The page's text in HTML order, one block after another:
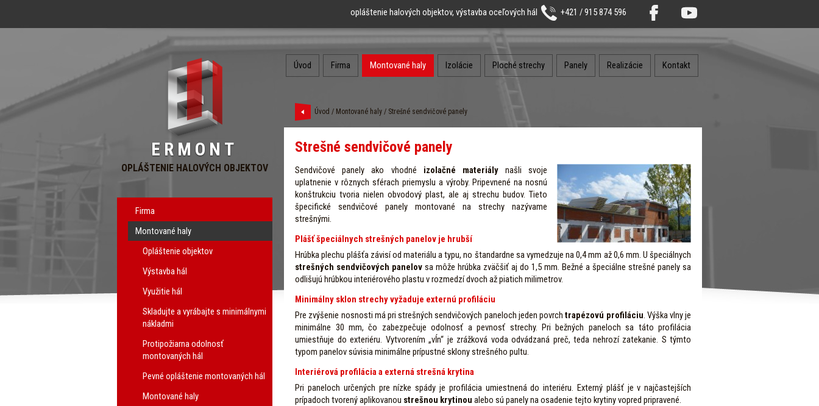
opláštenie halových objektov, výstavba oceľových hál +421 / 915 874 596
ERMONT
OPLÁŠTENIE HALOVÝCH OBJEKTOV
Firma
Montované haly
Opláštenie objektov
Výstavba hál
Využitie hál
Skladujte a vyrábajte s minimálnymi
nákladmi
Protipožiarna odolnosť
montovaných hál
Pevné opláštenie montovaných hál
Montované haly
Úvod Firma Montované haly Izolácie Ploché strechy Panely Realizácie Kontakt
Úvod / Montované haly / Strešné sendvičové panely
Strešné sendvičové panely
Sendvičové panely ako vhodné izolačné materiálynašli svoje
uplatnenie v rôznych sférach priemyslu a výroby. Pripevnené na nosnú
konštrukciu tvoria nielen obvodový plast, ale aj strechu budov. Tieto
špecifické sendvičové panely montované na strechy nazývame
strešnými.
Plášť špeciálnych strešných panelov je hrubší
Hrúbka plechu plášťa závisí od materiálu a typu, no štandardne sa vymedzuje na 0,4 mm až 0,6 mm. U špeciálnych
strešných sendvičových panelov sa môže hrúbka zväčšiť aj do 1,5 mm. Bežné a špeciálne strešné panely sa
odlišujú hrúbkou interiérového plastu v rozmedzí dvoch až piatich milimetrov.
Minimálny sklon strechy vyžaduje externú profiláciu
Pre zvýšenie nosnosti má pri strešných sendvičových paneloch jeden povrchtrapézovú profiláciu. Výška vlny je
minimálne 30 mm, čo zabezpečuje odolnosť a pevnosť strechy. Pri bežných paneloch sa táto profilácia
umiestňuje do exteriéru. Vytvorením „vĺn“ je zrážková voda odvádzaná preč, teda nehrozí zatekanie. S týmto
typom panelov súvisia minimálne prípustné sklony strešného pultu.
Interiérová profilácia a externá strešná krytina
Pri paneloch určených pre nízke spády je profilácia umiestnená do interiéru. Externý plášť je v najčastejších
prípadoch tvorený aplikovanou strešnou krytinou alebo sú panely na osadenie tejto krytiny vopred pripravené.